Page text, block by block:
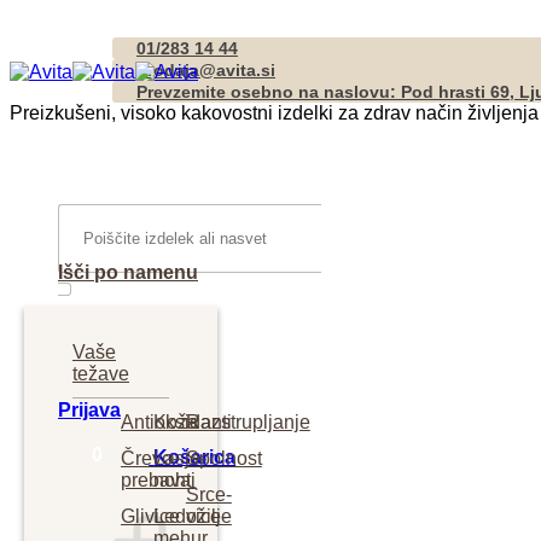
vsebino
01/283 14 44
prodaja@avita.si
Prevzemite osebno na naslovu: Pod hrasti 69,
Preizkušeni, visoko kakovostni izdelki za zdrav način življenja
Išči:
Prijava
Košarica
Išči po namenu
Vaše
težave
Antioksidanti
Črevo-
prebava
Glivice
Koža
Lasje-
nohti
Ledvice-
Razstrupljanje
Spolnost
Srce-
ožilje